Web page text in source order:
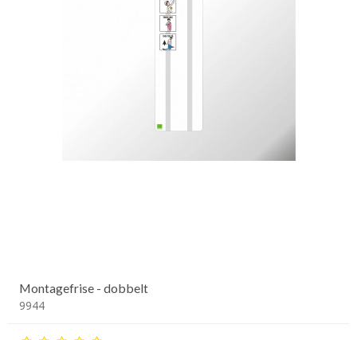
Montagefrise - dobbelt
9944